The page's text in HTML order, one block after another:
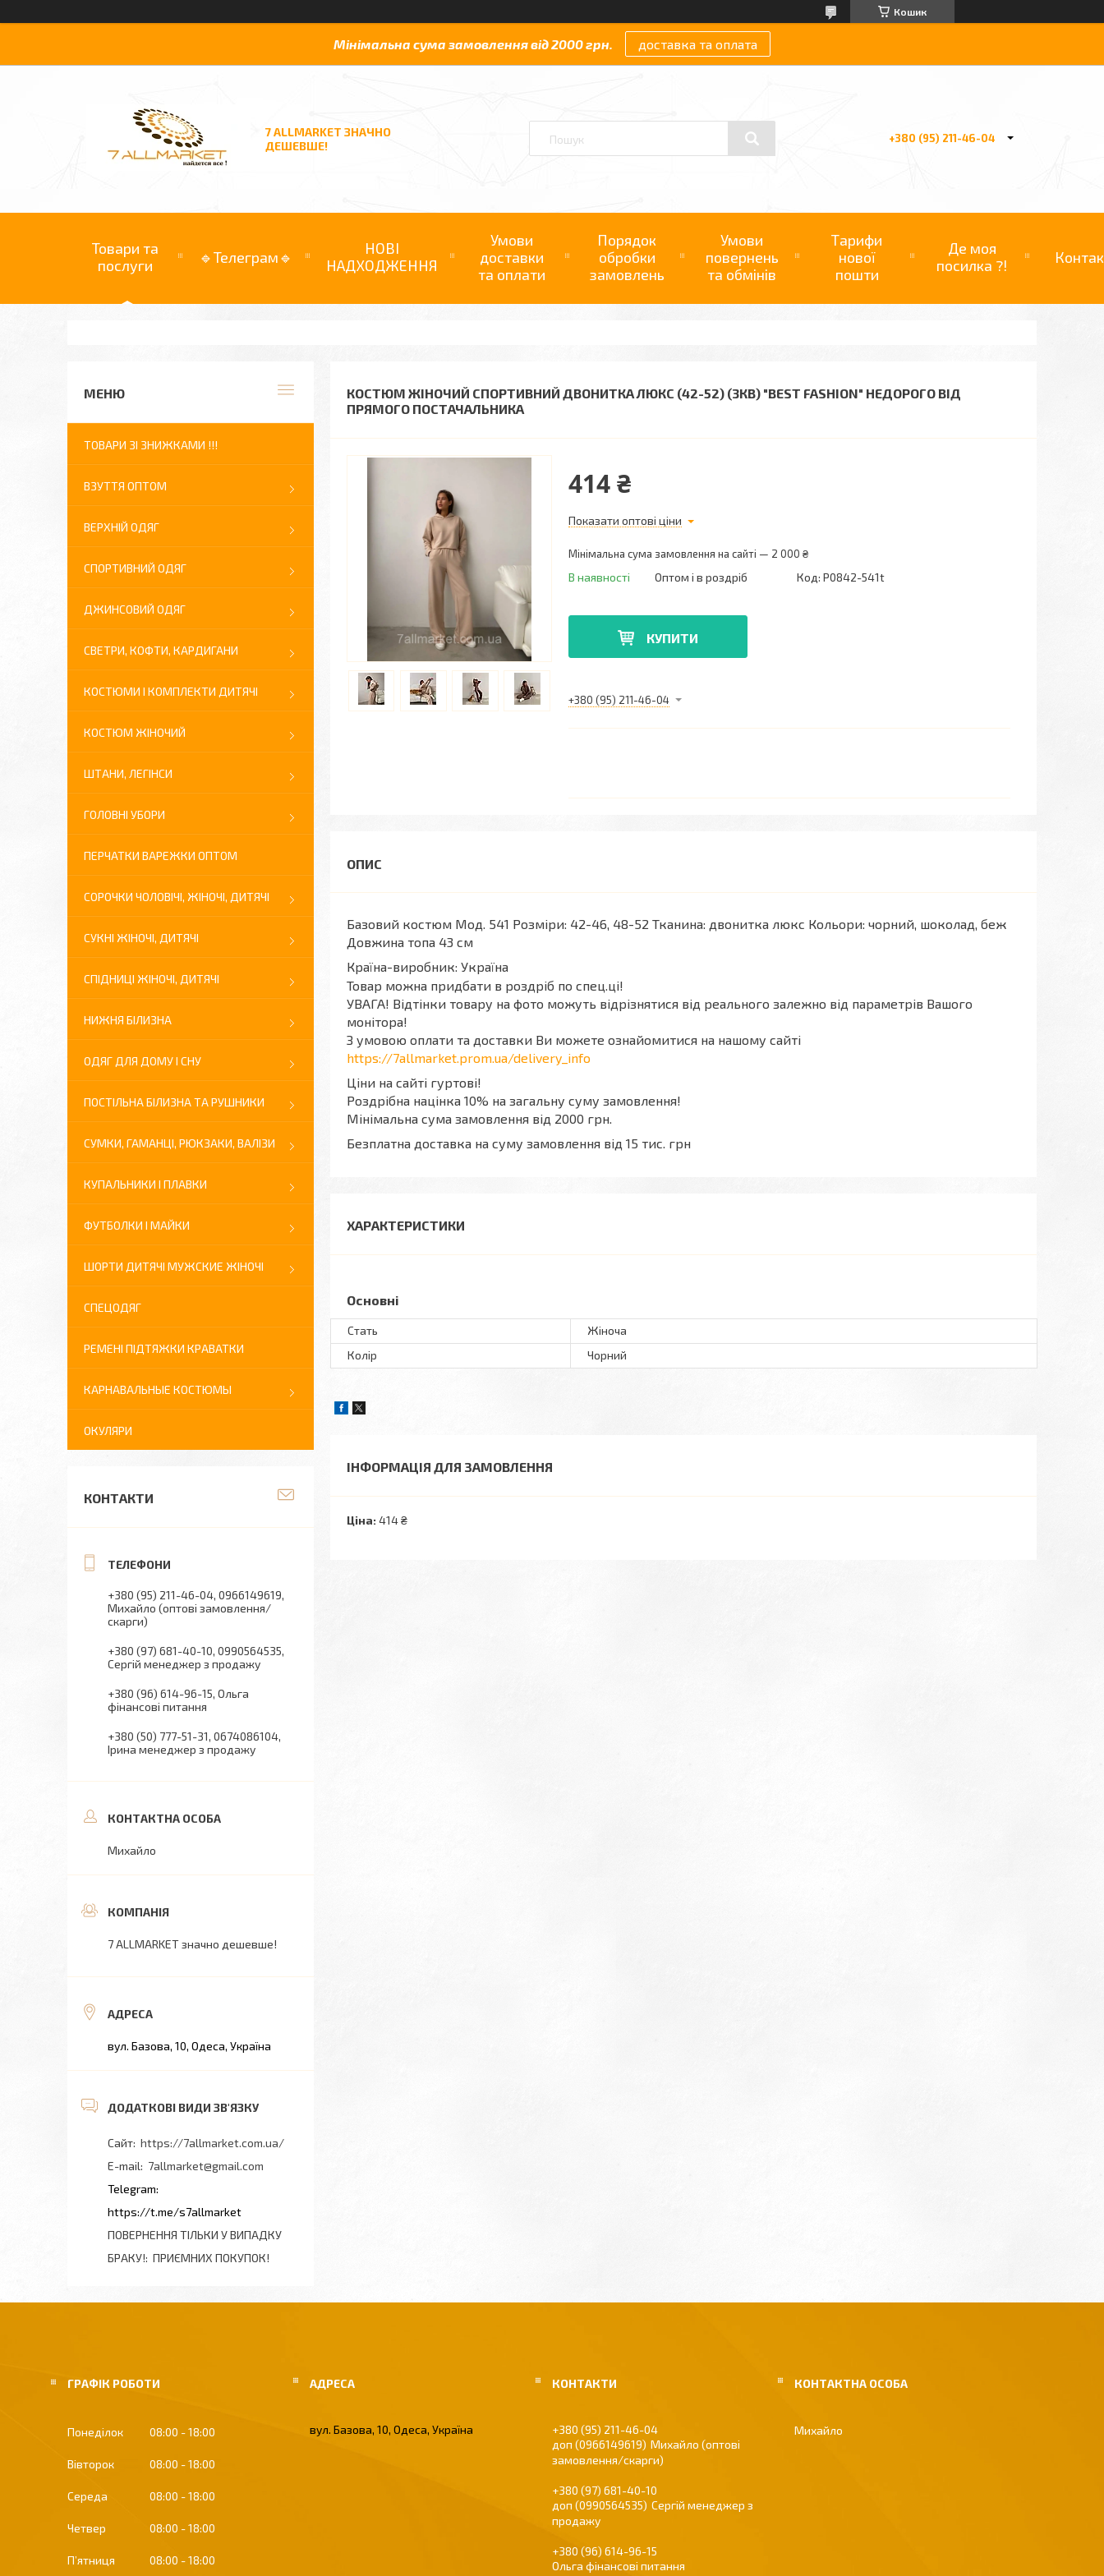
Кошик
Мінімальна сума замовлення від 2000 грн. доставка та оплата
7 ALLMARKET ЗНАЧНО
ДЕШЕВШЕ!
+380 (95) 211-46-04
Товари та
послуги
🔹Телеграм🔹
НОВІ
НАДХОДЖЕННЯ
Умови
доставки
та оплати
Порядок
обробки
замовлень
Умови
повернень
та обмінів
Тарифи
нової
пошти
Де моя
посилка ?!
КОСТЮМ ЖІНОЧИЙ СПОРТИВНИЙ ДВОНИТКА ЛЮКС (42-52) (3КВ) "BEST FASHION" НЕДОРОГО ВІД
ПРЯМОГО ПОСТАЧАЛЬНИКА
414 ₴
Показати оптові ціни
Мінімальна сума замовлення на сайті — 2 000 ₴
В наявності Оптом і в роздріб Код: P0842-541t
КУПИТИ
+380 (95) 211-46-04
Базовий костюм Мод. 541 Розміри: 42-46, 48-52 Тканина: двонитка люкс Кольори: чорний, шоколад, беж
Довжина топа 43 см
Країна-виробник: Україна
Товар можна придбати в роздріб по спец.ці!
УВАГА! Відтінки товару на фото можуть відрізнятися від реального залежно від параметрів Вашого
монітора!
З умовою оплати та доставки Ви можете ознайомитися на нашому сайті
https://7allmarket.prom.ua/delivery_info
Ціни на сайті гуртові!
Роздрібна націнка 10% на загальну суму замовлення!
Мінімальна сума замовлення від 2000 грн.
Безплатна доставка на суму замовлення від 15 тис. грн
ХАРАКТЕРИСТИКИ
Основні
Стать
Жіноча
Колір
Чорний
ІНФОРМАЦІЯ ДЛЯ ЗАМОВЛЕННЯ
Ціна: 414 ₴
ТОВАРИ ЗІ ЗНИЖКАМИ !!!
ВЗУТТЯ ОПТОМ
ВЕРХНІЙ ОДЯГ
СПОРТИВНИЙ ОДЯГ
ДЖИНСОВИЙ ОДЯГ
СВЕТРИ, КОФТИ, КАРДИГАНИ
КОСТЮМИ І КОМПЛЕКТИ ДИТЯЧІ
КОСТЮМ ЖІНОЧИЙ
ШТАНИ, ЛЕГІНСИ
ГОЛОВНІ УБОРИ
ПЕРЧАТКИ ВАРЕЖКИ ОПТОМ
СОРОЧКИ ЧОЛОВІЧІ, ЖІНОЧІ, ДИТЯЧІ
СУКНІ ЖІНОЧІ, ДИТЯЧІ
СПІДНИЦІ ЖІНОЧІ, ДИТЯЧІ
НИЖНЯ БІЛИЗНА
ОДЯГ ДЛЯ ДОМУ І СНУ
ПОСТІЛЬНА БІЛИЗНА ТА РУШНИКИ
СУМКИ, ГАМАНЦІ, РЮКЗАКИ, ВАЛІЗИ
КУПАЛЬНИКИ І ПЛАВКИ
ФУТБОЛКИ І МАЙКИ
ШОРТИ ДИТЯЧІ МУЖСКИЕ ЖІНОЧІ
СПЕЦОДЯГ
РЕМЕНІ ПІДТЯЖКИ КРАВАТКИ
КАРНАВАЛЬНЫЕ КОСТЮМЫ
ОКУЛЯРИ
КОНТАКТИ
+380 (95) 211-46-04 0966149619
Михайло (оптові замовлення/
скарги)
+380 (97) 681-40-10 0990564535
Сергій менеджер з продажу
+380 (96) 614-96-15 Ольга
фінансові питання
+380 (50) 777-51-31 0674086104
Ірина менеджер з продажу
Михайло
7 ALLMARKET значно дешевше!
вул. Базова, 10, Одеса, Україна
https://7allmarket.com.ua/
7allmarket@gmail.com
https://t.me/s7allmarket
ПОВЕРНЕННЯ ТІЛЬКИ У ВИПАДКУ
БРАКУ! ПРИЄМНИХ ПОКУПОК!
ГРАФІК РОБОТИ
Понеділок 08:00 18:00
Вівторок 08:00 18:00
Середа 08:00 18:00
Четвер 08:00 18:00
Пʼятниця 08:00 18:00
вул. Базова, 10, Одеса, Україна
+380 (95) 211-46-04
0966149619
Михайло (оптові
замовлення/скарги)
+380 (97) 681-40-10
0990564535
Сергій менеджер з
продажу
+380 (96) 614-96-15
Ольга фінансові питання
Михайло